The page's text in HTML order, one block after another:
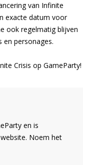
van Infinite
exacte datum voor
ook regelmatig blijven
en personages.
Crisis op GameParty!
en is
Noem het